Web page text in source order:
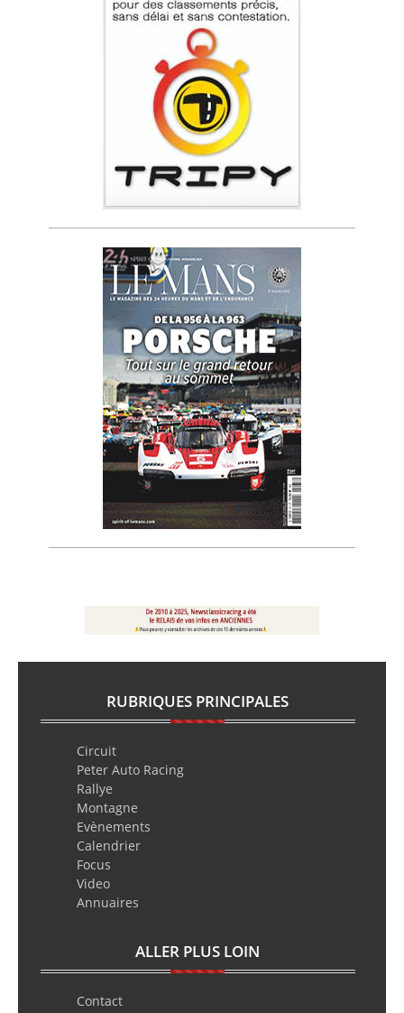
RUBRIQUES PRINCIPALES
Circuit
Peter Auto Racing
Rallye
Montagne
Evènements
Calendrier
Focus
Video
Annuaires
ALLER PLUS LOIN
Contact